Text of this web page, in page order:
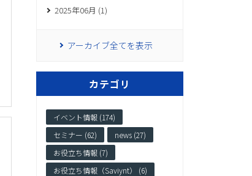
2025年06月 (1)
アーカイブ全てを表示
カテゴリ
イベント情報 (174)
セミナー (62)
news (27)
お役立ち情報 (7)
お役立ち情報（Saviynt） (6)